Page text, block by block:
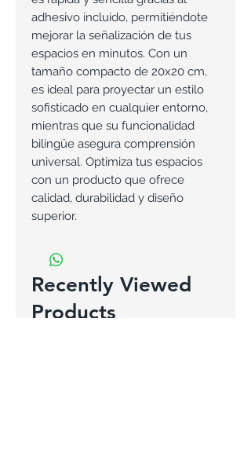
adhesivo incluido, permitiéndote
mejorar la señalización de tus
espacios en minutos. Con un
tamaño compacto de 20x20 cm,
es ideal para proyectar un estilo
sofisticado en cualquier entorno,
mientras que su funcionalidad
bilingüe asegura comprensión
universal. Optimiza tus espacios
con un producto que ofrece
calidad, durabilidad y diseño
superior.
Recently Viewed
Products